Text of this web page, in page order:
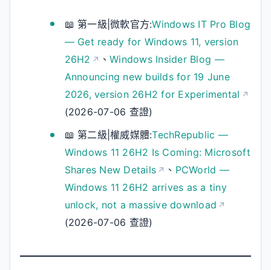
📖 第一級|微軟官方:Windows IT Pro Blog
— Get ready for Windows 11, version
26H2
、Windows Insider Blog —
Announcing new builds for 19 June
2026, version 26H2 for Experimental
(2026-07-06 查證)
📖 第二級|權威媒體:TechRepublic —
Windows 11 26H2 Is Coming: Microsoft
Shares New Details
、 PCWorld —
Windows 11 26H2 arrives as a tiny
unlock, not a massive download
(2026-07-06 查證)